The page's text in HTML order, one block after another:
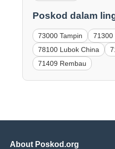
Poskod dalam
73000 Tampin
71300
78100 Lubok China
71409 Rembau
About Poskod.org